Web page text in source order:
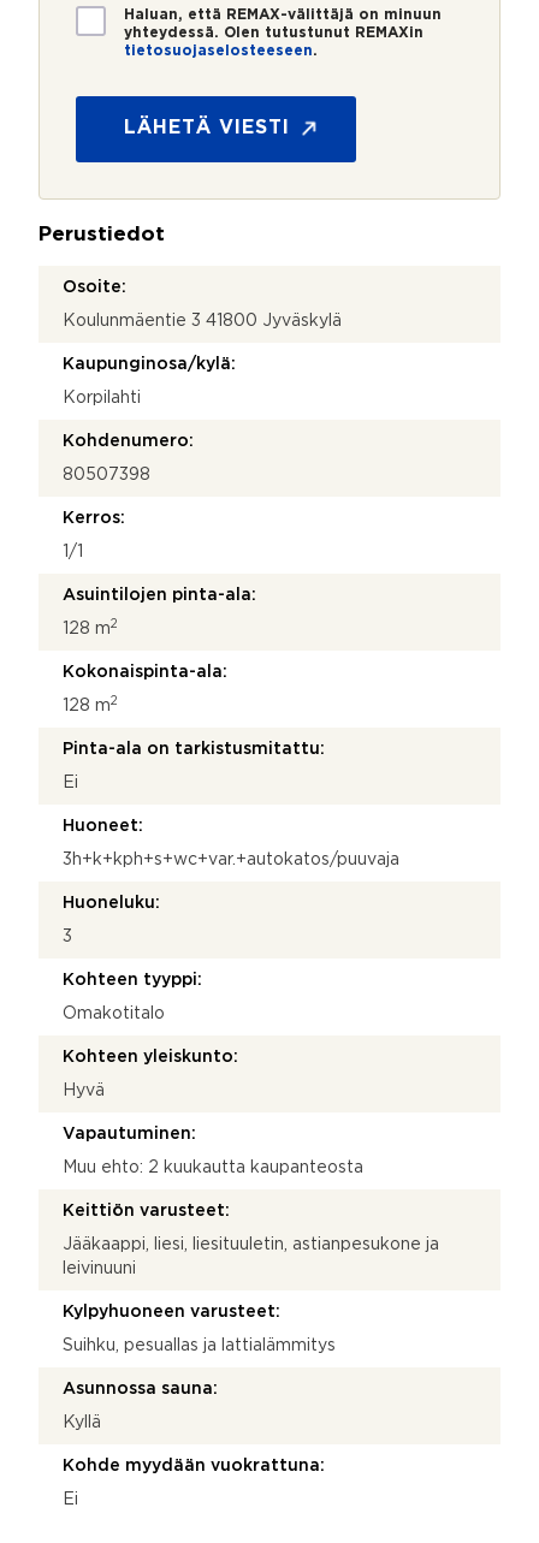
*
*
T
i
o
*
Haluan, että REMAX-välittäjä on minuun
yhteydessä. Olen tutustunut REMAXin
tietosuojaselosteeseen.
LÄHETÄ VIESTI
Perustiedot
Osoite:
Koulunmäentie 3 41800 Jyväskylä
Kaupunginosa/kylä:
Korpilahti
Kohdenumero:
80507398
Kerros:
1/1
Asuintilojen pinta-ala:
128 m2
Kokonaispinta-ala:
128 m2
Pinta-ala on tarkistusmitattu:
Ei
Huoneet:
3h+k+kph+s+wc+var.+autokatos/puuvaja
Huoneluku:
3
Kohteen tyyppi:
Omakotitalo
Kohteen yleiskunto:
Hyvä
Vapautuminen:
Muu ehto: 2 kuukautta kaupanteosta
Keittiön varusteet:
Jääkaappi, liesi, liesituuletin, astianpesukone ja
leivinuuni
Kylpyhuoneen varusteet:
Suihku, pesuallas ja lattialämmitys
Asunnossa sauna:
Kyllä
Kohde myydään vuokrattuna:
Ei